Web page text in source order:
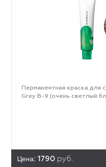
Перманентная краска для
Grey B-9 (очень светлый
Цена: 1790 руб.